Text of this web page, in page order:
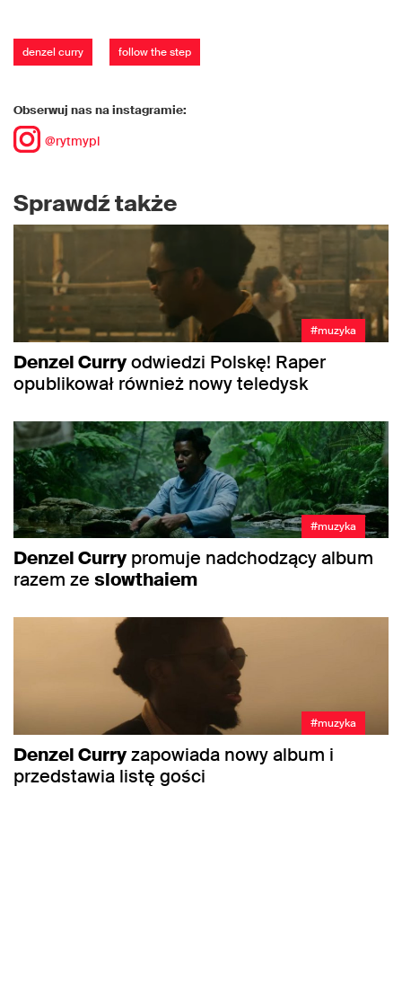
denzel curry follow the step
Obserwuj nas na instagramie:
@rytmypl
Sprawdź także
#muzyka
Denzel Curryodwiedzi Polskę! Raper
opublikował również nowy teledysk
#muzyka
Denzel Curry promuje nadchodzący album
razem ze slowthaiem
#muzyka
Denzel Curryzapowiada nowy album i
przedstawia listę gości